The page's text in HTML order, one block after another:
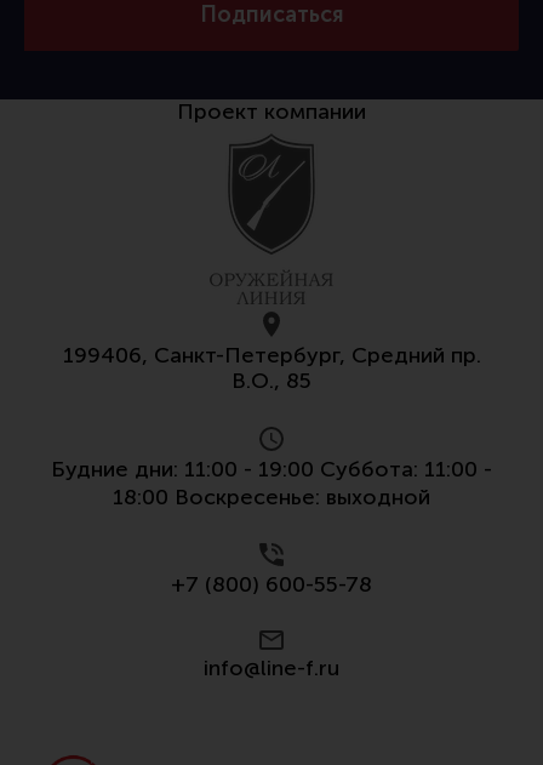
Подписаться
Проект компании
199406, Санкт-Петербург, Средний пр.
В.О., 85
Будние дни: 11:00 - 19:00 Суббота: 11:00 -
18:00 Воскресенье: выходной
+7 (800) 600-55-78
info@line-f.ru